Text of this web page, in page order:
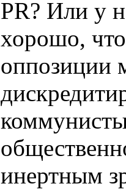
PR? Или у
хорошо,
оппозиции
инертным